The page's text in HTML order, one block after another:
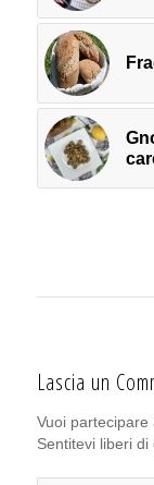
Lascia un
Vuoi partecipare
Sentitevi liberi di